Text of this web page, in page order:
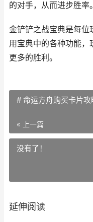
的对手，从而进步胜率。
金铲铲之战宝典是每位
用宝典中的各种功能
更多的胜利。
# 命运方舟购买卡片攻
« 上一篇
没有了！
延伸阅读